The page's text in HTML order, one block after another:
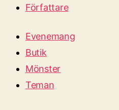
Författare
Evenemang
Butik
Mönster
Teman